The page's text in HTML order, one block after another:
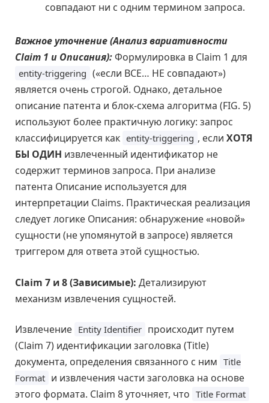
совпадают ни с одним термином запроса.
Важное уточнение (Анализ вариативности
Claim 1 и Описания):Формулировка в Claim 1 для
entity-triggering («если ВСЕ… НЕ совпадают»)
является очень строгой. Однако, детальное
описание патента и блок-схема алгоритма (FIG. 5)
используют более практичную логику: запрос
классифицируется как entity-triggering , если ХОТЯ
БЫ ОДИН извлеченный идентификатор не
содержит терминов запроса. При анализе
патента Описание используется для
интерпретации Claims. Практическая реализация
следует логике Описания: обнаружение «новой»
сущности (не упомянутой в запросе) является
триггером для ответа этой сущностью.
Claim 7 и 8 (Зависимые): Детализируют
механизм извлечения сущностей.
Извлечение Entity Identifier происходит путем
(Claim 7) идентификации заголовка (Title)
документа, определения связанного с ним Title
Format и извлечения части заголовка на основе
этого формата. Claim 8 уточняет, что Title Format